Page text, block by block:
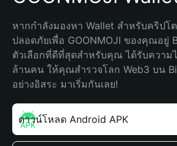
หากกำลังมองหา Wallet สำหรับคริปโ
ปลอดภัยเพื่อ GOONMOJI ของคุณอยู่
ตัวเลือกที่ดีที่สุดสำหรับคุณ ได้รับความ
ล้านคน ให้คุณสำรวจโลก Web3 บน
อย่างอิสระ มาเริ่มกันเลย!
ดาวน์โหลด Android APK